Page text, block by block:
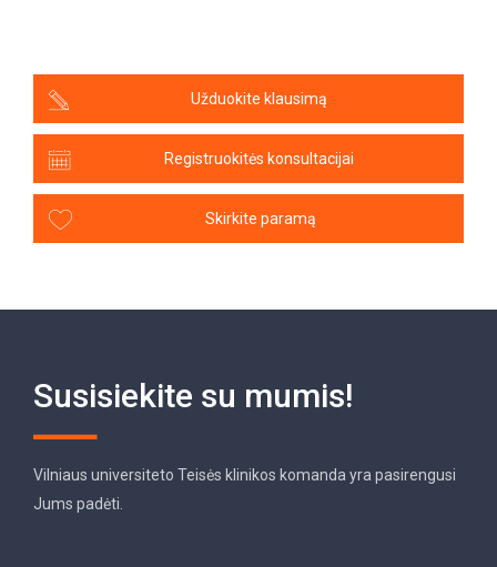
Užduokite klausimą
Registruokitės konsultacijai
Skirkite paramą
Susisiekite su mumis!
Vilniaus universiteto Teisės klinikos komanda yra pasirengusi
Jums padėti.